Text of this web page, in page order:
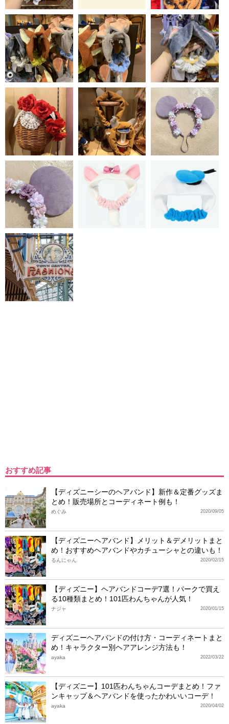
おすすめ記事
【ディズニーシーのヘアバンド】新作＆定番グッズま
とめ！販売場所とコーディネート例も！
2020/09/05
めぐみ
【ディズニーヘアバンド】メリット＆デメリットまと
め！おすすめヘアバンドやカチューシャとの違いも！
2020/02/15
るんにゃん
【ディズニー】ヘアバンドコーデ7選！パークで買え
る10種類まとめ！101匹わんちゃんが人気！
2020/01/15
ナジャ
ディズニーヘアバンドの付け方・コーディネートまと
め！キャラクター別ヘアアレンジ方法も！
2022/03/22
ayaka
【ディズニー】101匹わんちゃんコーデまとめ！ファ
ンキャップ＆ヘアバンドを使ったかわいいコーデ！
2020/04/02
ayaka